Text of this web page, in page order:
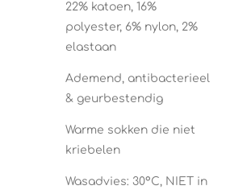
22% katoen, 16%
polyester, 6% nylon, 2%
elastaan
Ademend, antibacterieel
& geurbestendig
Warme sokken die niet
kriebelen
Wasadvies: 30°C, NIET in